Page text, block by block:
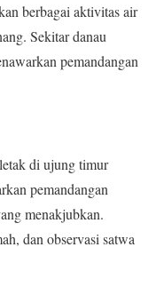
berbagai aktivitas air
Sekitar danau
pemandangan
di ujung timur
pemandangan
menakjubkan.
dan observasi satwa